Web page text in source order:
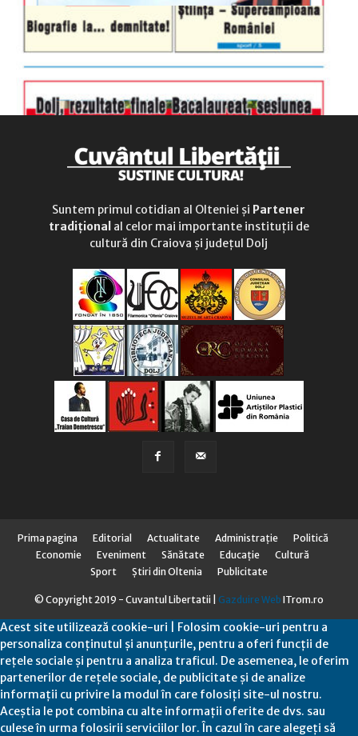
Suntem primul cotidian al Olteniei și Partener
tradițional al celor mai importante instituții de
cultură din Craiova și județul Dolj
Prima pagina Editorial Actualitate Administraţie
Politică
Economie
Eveniment Sănătate Educaţie
Cultură
Sport
Știri din Oltenia Publicitate
© Copyright 2019 - Cuvantul Libertatii | Gazduire Web ITrom.ro
Acest site utilizează cookie-uri | Folosim cookie-uri pentru a
personaliza conținutul și anunțurile, pentru a oferi funcții de
rețele sociale și pentru a analiza traficul. De asemenea, le oferim
partenerilor de rețele sociale, de publicitate și de analize
informații cu privire la modul în care folosiți site-ul nostru.
Aceștia le pot combina cu alte informații oferite de dvs. sau
culese în urma folosirii serviciilor lor. În cazul în care alegeți să